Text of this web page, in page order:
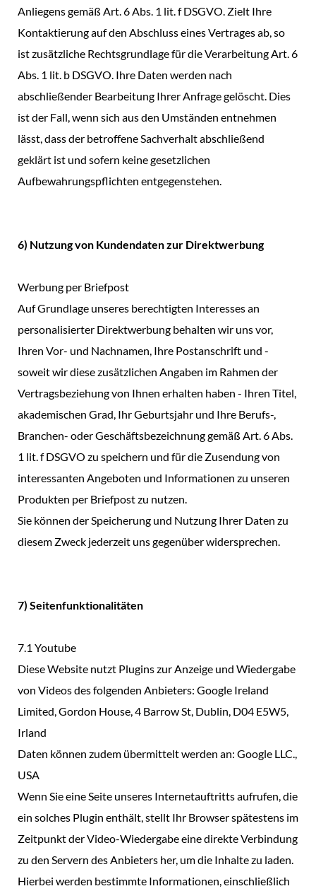
Anliegens gemäß Art. 6 Abs. 1 lit. f DSGVO. Zielt Ihre
Kontaktierung auf den Abschluss eines Vertrages ab, so
ist zusätzliche Rechtsgrundlage für die Verarbeitung Art. 6
Abs. 1 lit. b DSGVO. Ihre Daten werden nach
abschließender Bearbeitung Ihrer Anfrage gelöscht. Dies
ist der Fall, wenn sich aus den Umständen entnehmen
lässt, dass der betroffene Sachverhalt abschließend
geklärt ist und sofern keine gesetzlichen
Aufbewahrungspflichten entgegenstehen.
6) Nutzung von Kundendaten zur Direktwerbung
Werbung per Briefpost
Auf Grundlage unseres berechtigten Interesses an
personalisierter Direktwerbung behalten wir uns vor,
Ihren Vor- und Nachnamen, Ihre Postanschrift und -
soweit wir diese zusätzlichen Angaben im Rahmen der
Vertragsbeziehung von Ihnen erhalten haben - Ihren Titel,
akademischen Grad, Ihr Geburtsjahr und Ihre Berufs-,
Branchen- oder Geschäftsbezeichnung gemäß Art. 6 Abs.
1 lit. f DSGVO zu speichern und für die Zusendung von
interessanten Angeboten und Informationen zu unseren
Produkten per Briefpost zu nutzen.
Sie können der Speicherung und Nutzung Ihrer Daten zu
diesem Zweck jederzeit uns gegenüber widersprechen.
7) Seitenfunktionalitäten
7.1 Youtube
Diese Website nutzt Plugins zur Anzeige und Wiedergabe
von Videos des folgenden Anbieters: Google Ireland
Limited, Gordon House, 4 Barrow St, Dublin, D04 E5W5,
Irland
Daten können zudem übermittelt werden an: Google LLC.,
USA
Wenn Sie eine Seite unseres Internetauftritts aufrufen, die
ein solches Plugin enthält, stellt Ihr Browser spätestens im
Zeitpunkt der Video-Wiedergabe eine direkte Verbindung
zu den Servern des Anbieters her, um die Inhalte zu laden.
Hierbei werden bestimmte Informationen, einschließlich